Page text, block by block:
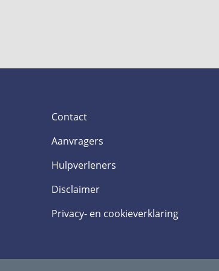
Contact
Aanvragers
Hulpverleners
Disclaimer
Privacy- en cookieverklaring